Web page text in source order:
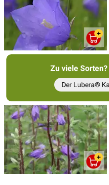
Fingerhut
Fuchsien
Funkien -
Gamander
Zu viele
Der Lubera®